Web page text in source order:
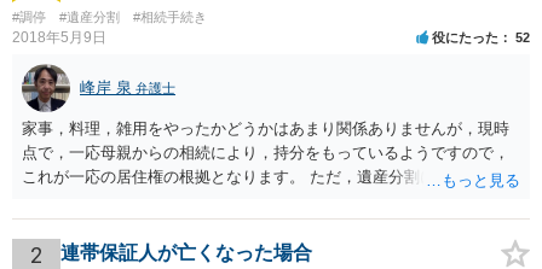
#調停 #遺産分割 #相続手続き
2018年5月9日 役にたった 52
峰岸 泉 弁護士
家事，料理，雑用をやったかどうかはあまり関係ありませんが，現時
点で，一応母親からの相続により，持分をもっているようですので，
これが一応の居住権の根拠となります。 ただ，遺産分割により，母の
2 連帯保証人が亡くなった場合